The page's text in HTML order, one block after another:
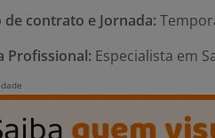
de contrato e Jornada:
Profissional: Especialista em